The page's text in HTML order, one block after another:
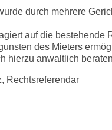
durch mehrere
auf die
des Mieters
hierzu anwaltlich
Rechtsreferendar